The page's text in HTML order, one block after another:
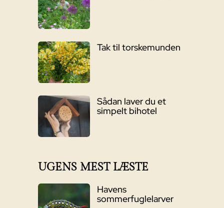
Tak til torskemunden
Sådan laver du et
simpelt bihotel
UGENS MEST LÆSTE
Havens
sommerfuglelarver